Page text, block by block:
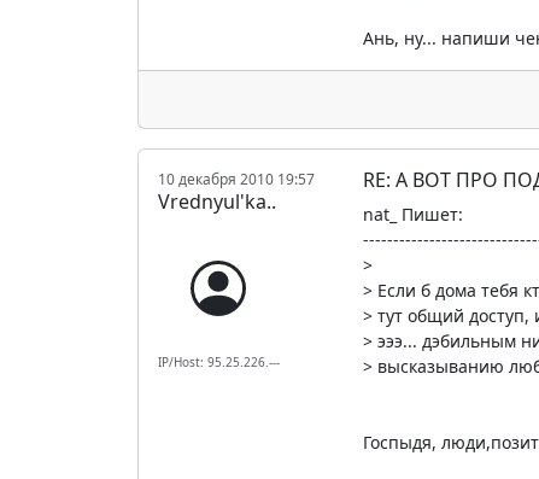
Ань, ну... напиши
10 декабря 2010 19:57
Vrednyul'ka..
IP/Host: 95.25.226.---
RE: А ВОТ ПРО
nat_ Пишет:
>
> Если б дома тебя
> тут общий доступ,
> эээ... дэбильным
> высказыванию
Госпыдя,